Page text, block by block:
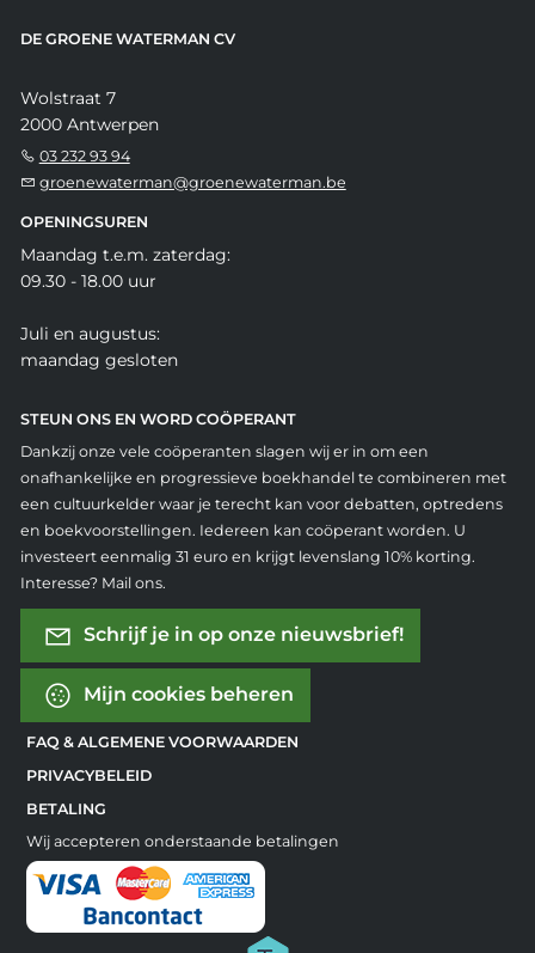
DE GROENE WATERMAN CV
Wolstraat 7
2000 Antwerpen
03 232 93 94
groenewaterman@groenewaterman.be
OPENINGSUREN
Maandag t.e.m. zaterdag:
09.30 - 18.00 uur
Juli en augustus:
maandag gesloten
STEUN ONS EN WORD COÖPERANT
Dankzij onze vele coöperanten slagen wij er in om een
onafhankelijke en progressieve boekhandel te combineren met
een cultuurkelder waar je terecht kan voor debatten, optredens
en boekvoorstellingen. Iedereen kan coöperant worden. U
investeert eenmalig 31 euro en krijgt levenslang 10% korting.
Interesse? Mail ons.
Schrijf je in op onze nieuwsbrief!
Mijn cookies beheren
FAQ & ALGEMENE VOORWAARDEN
PRIVACYBELEID
BETALING
Wij accepteren onderstaande betalingen